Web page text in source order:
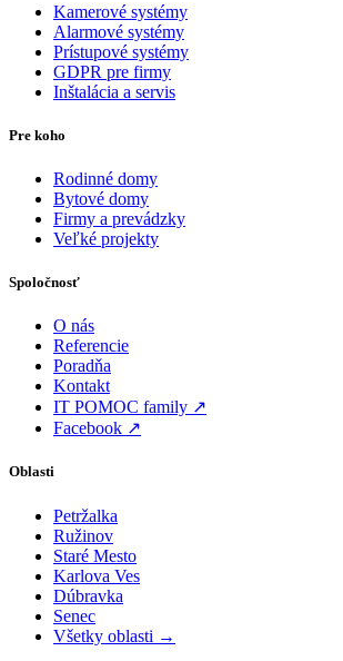
Kamerové systémy
Alarmové systémy
Prístupové systémy
GDPR pre firmy
Inštalácia a servis
Pre koho
Rodinné domy
Bytové domy
Firmy a prevádzky
Veľké projekty
Spoločnosť
O nás
Referencie
Poradňa
Kontakt
IT POMOC family ↗
Facebook ↗
Oblasti
Petržalka
Ružinov
Staré Mesto
Karlova Ves
Dúbravka
Senec
Všetky oblasti →